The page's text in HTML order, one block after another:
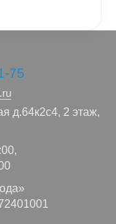
75
д.64к2с4, 2 этаж,